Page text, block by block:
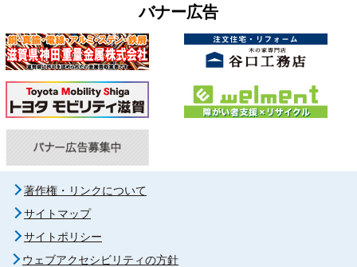
バナー広告
著作権・リンクについて
サイトマップ
サイトポリシー
ウェブアクセシビリティの方針